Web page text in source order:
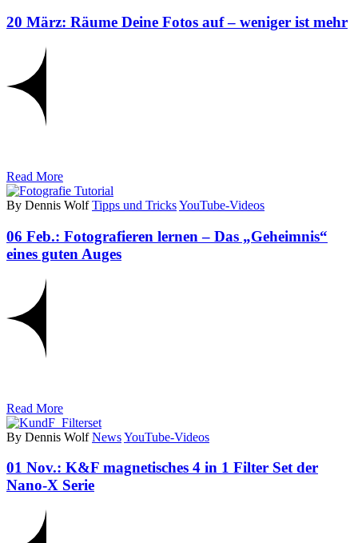
20 März: Räume Deine Fotos auf – weniger ist mehr
Read More
By Dennis Wolf Tipps und TricksYouTube-Videos
06 Feb.: Fotografieren lernen – Das „Geheimnis“
eines guten Auges
Read More
By Dennis Wolf NewsYouTube-Videos
01 Nov.: K&F magnetisches 4 in 1 Filter Set der
Nano-X Serie